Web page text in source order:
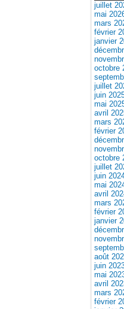
juillet
mai
mars
février
janvier
octobre
juillet
juin
mai
avril
mars
février
octobre
juillet
juin
mai
avril
mars
février
janvier
août
juin
mai
avril
mars
février